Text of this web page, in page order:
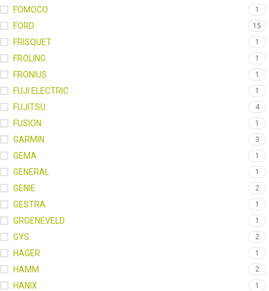
FOMOCO 1
FORD 15
FRISQUET 1
FROLING 1
FRONIUS 1
FUJI ELECTRIC 1
FUJITSU 4
FUSION 1
GARMIN 3
GEMA 1
GENERAL 1
GENIE 2
GESTRA 1
GROENEVELD 1
GYS 2
HAGER 1
HAMM 2
HANIX 1